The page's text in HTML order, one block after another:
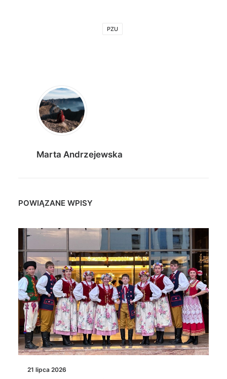
PZU
Marta Andrzejewska
POWIĄZANE WPISY
21 lipca 2026